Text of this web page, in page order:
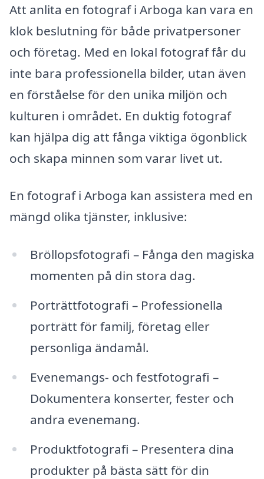
Att anlita en fotograf i Arboga kan vara en
klok beslutning för både privatpersoner
och företag. Med en lokal fotograf får du
inte bara professionella bilder, utan även
en förståelse för den unika miljön och
kulturen i området. En duktig fotograf
kan hjälpa dig att fånga viktiga ögonblick
och skapa minnen som varar livet ut.
En fotograf i Arboga kan assistera med en
mängd olika tjänster, inklusive:
Bröllopsfotografi – Fånga den magiska
momenten på din stora dag.
Porträttfotografi – Professionella
porträtt för familj, företag eller
personliga ändamål.
Evenemangs- och festfotografi –
Dokumentera konserter, fester och
andra evenemang.
Produktfotografi – Presentera dina
produkter på bästa sätt för din